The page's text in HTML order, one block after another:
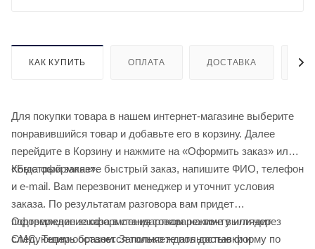
КАК КУПИТЬ ОПЛАТА ДОСТАВКА
Для покупки товара в нашем интернет-магазине выберите
понравившийся товар и добавьте его в корзину. Далее
перейдите в Корзину и нажмите на «Оформить заказ» или
«Быстрый заказ».
Когда оформляете быстрый заказ, напишите ФИО, телефон
и e-mail. Вам перезвонит менеджер и уточнит условия
заказа. По результатам разговора вам придет
подтверждение оформления товара на почту или через
СМС. Теперь останется только ждать доставки и
Оформление заказа в стандартном режиме выглядит
следующим образом. Заполняете полностью форму по